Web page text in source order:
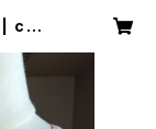
| coc